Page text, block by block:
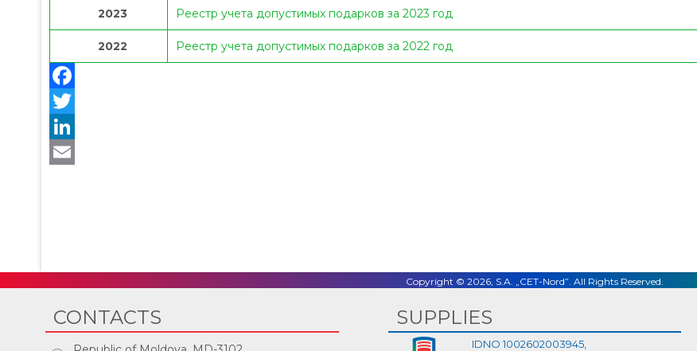
2023 Реестр учета допустимых подарков за 2023 год
2022 Реестр учета допустимых подарков за 2022 год
Copyright © 2026, S.A. „CET-Nord”. All Rights Reserved.
CONTACTS SUPPLIES
IDNO 1002602003945,